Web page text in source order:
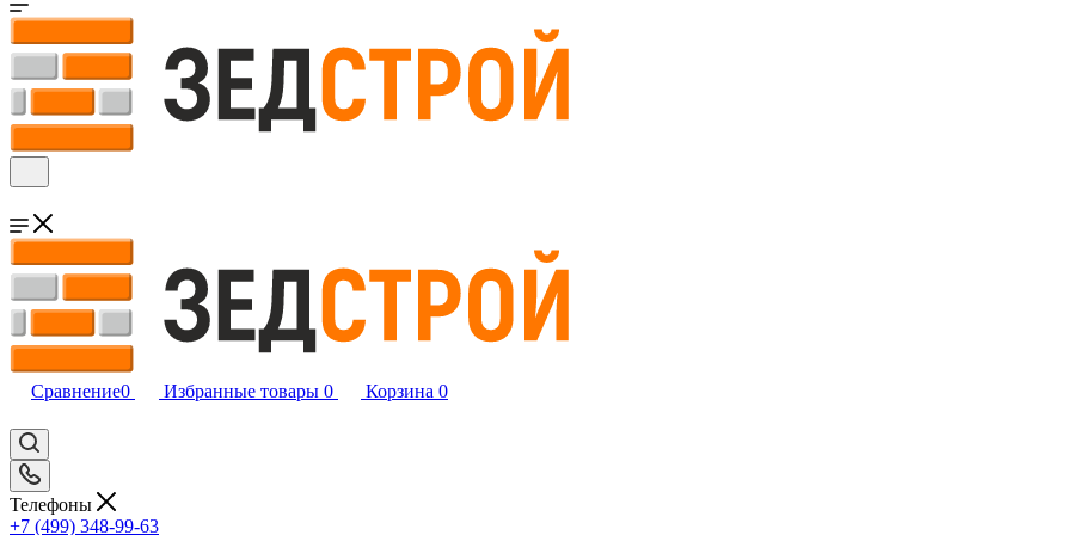
Сравнение0 Избранные товары 0 Корзина 0
Телефоны
+7 (499) 348-99-63